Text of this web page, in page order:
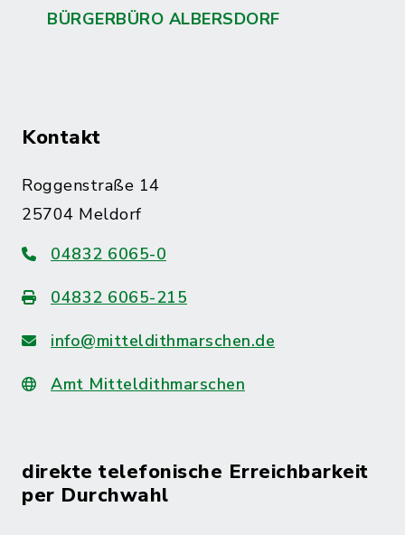
BÜRGERBÜRO ALBERSDORF
Kontakt
Roggenstraße 14
25704 Meldorf
04832 6065-0
04832 6065-215
info@mitteldithmarschen.de
Amt Mitteldithmarschen
direkte telefonische Erreichbarkeit
per Durchwahl